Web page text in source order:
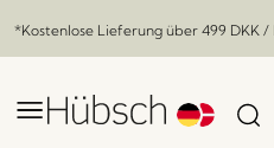
*Kostenlose Lieferung über 499 DKK /